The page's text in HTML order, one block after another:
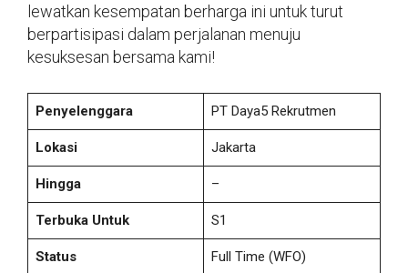
lewatkan kesempatan berharga ini untuk turut
berpartisipasi dalam perjalanan menuju
kesuksesan bersama kami!
Penyelenggara PT Daya5 Rekrutmen
Lokasi Jakarta
Hingga –
Terbuka Untuk S1
Status Full Time (WFO)